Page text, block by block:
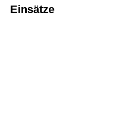
Einsätze